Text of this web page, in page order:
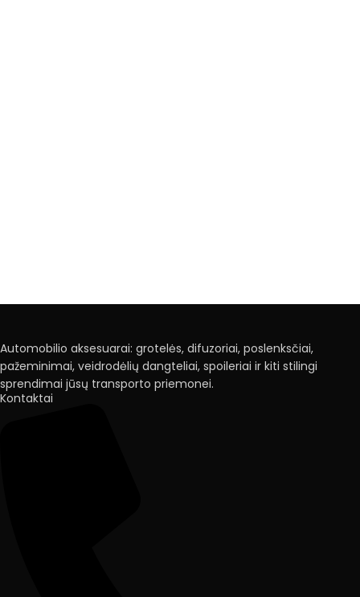
Automobilio aksesuarai: grotelės, difuzoriai, poslenksčiai,
pažeminimai, veidrodėlių dangteliai, spoileriai ir kiti stilingi
sprendimai jūsų transporto priemonei.
Kontaktai